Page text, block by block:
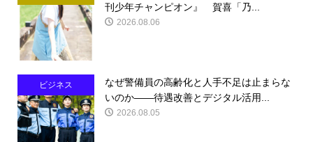
刊少年チャンピオン』 賀喜「乃...
2026.08.06
ビジネス
なぜ警備員の高齢化と人手不足は止まらな
いのか――待遇改善とデジタル活用...
2026.08.05